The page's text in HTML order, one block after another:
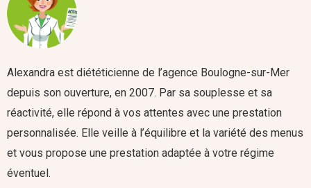
Alexandra est diététicienne de l’agence Boulogne-sur-Mer
depuis son ouverture, en 2007. Par sa souplesse et sa
réactivité, elle répond à vos attentes avec une prestation
personnalisée. Elle veille à l’équilibre et la variété des menus
et vous propose une prestation adaptée à votre régime
éventuel.